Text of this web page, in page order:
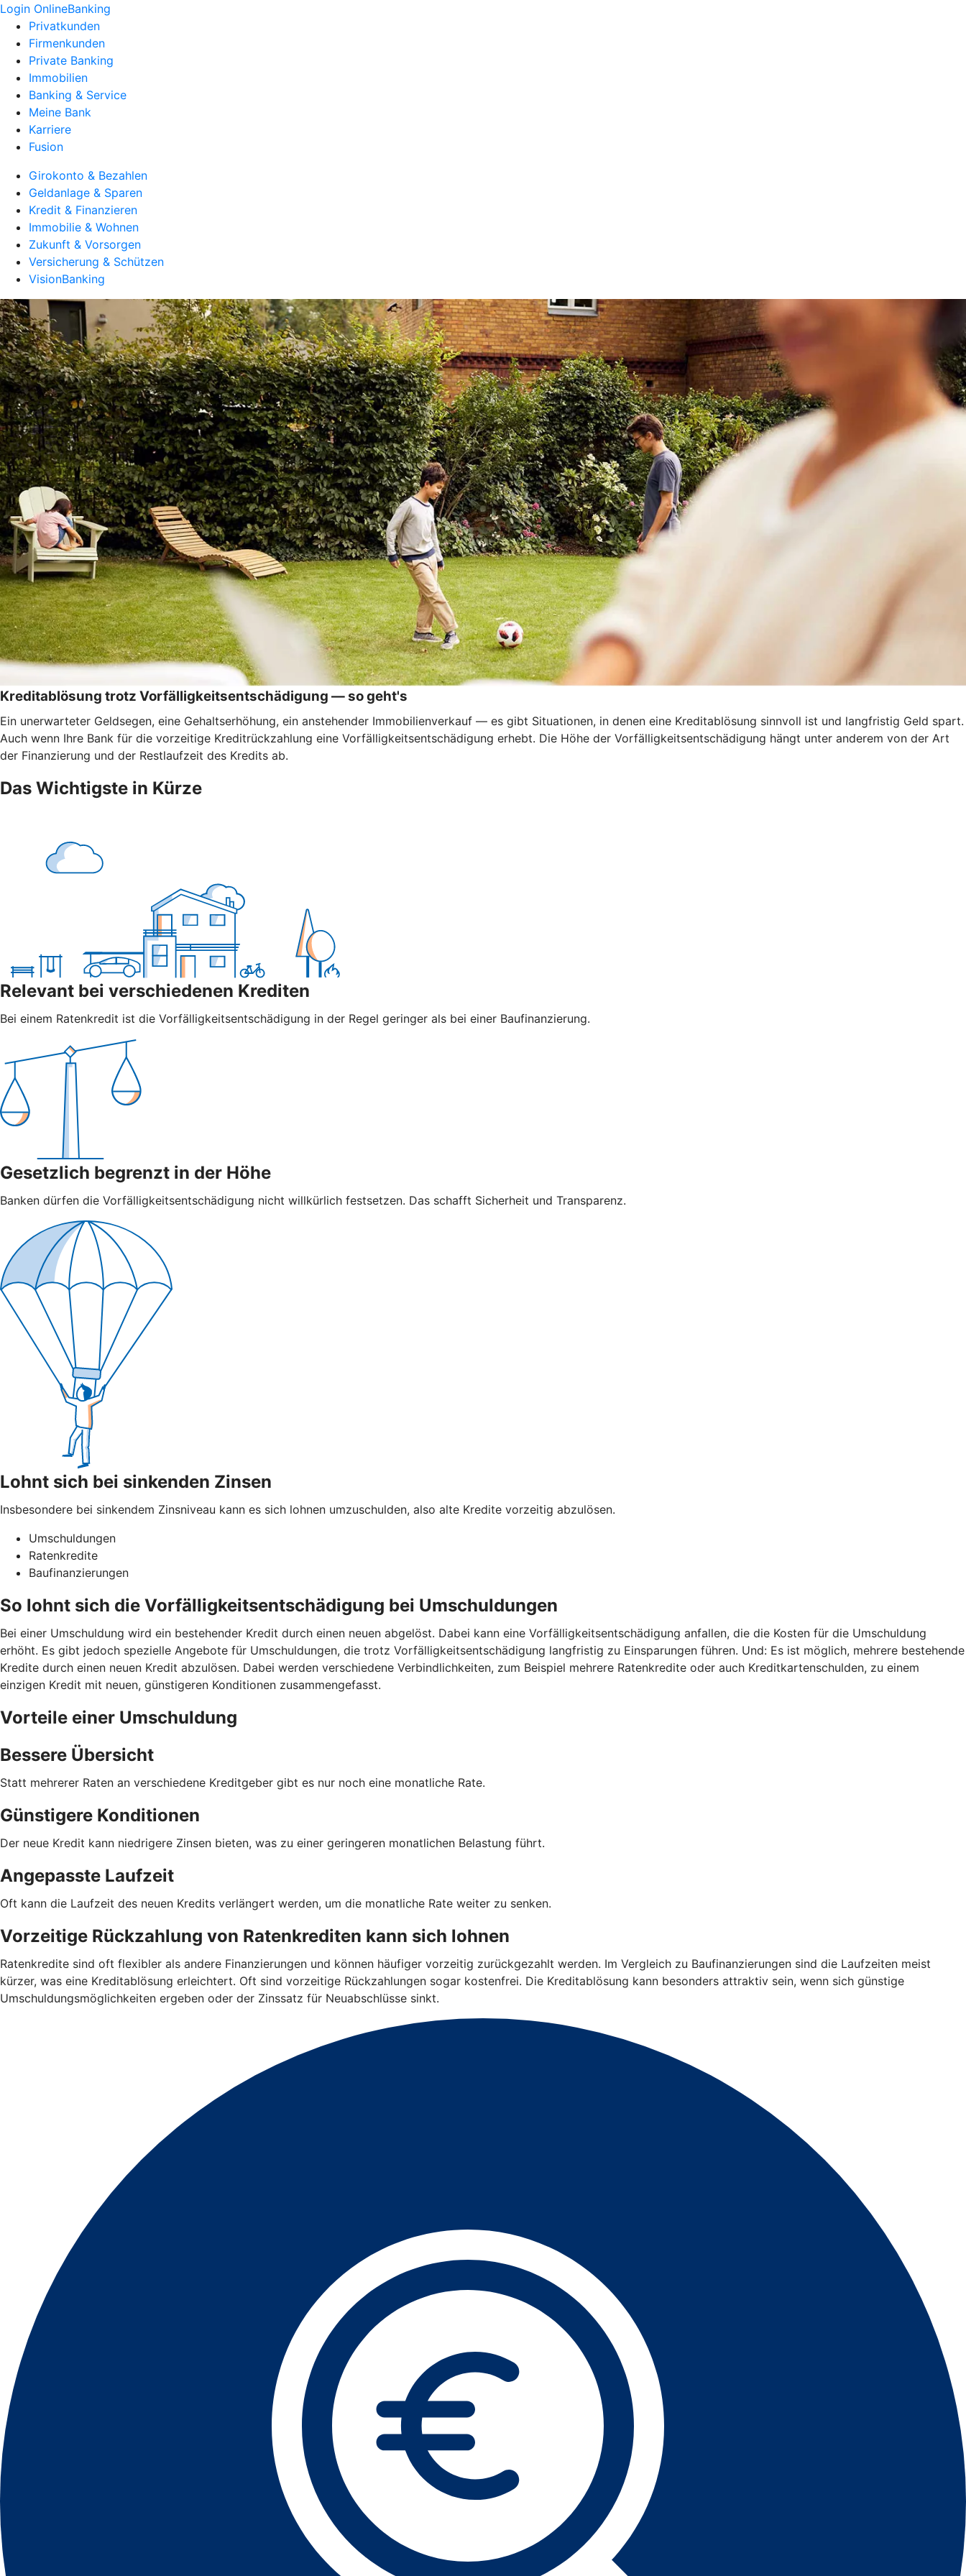
Login OnlineBanking
Privatkunden
Firmenkunden
Private Banking
Immobilien
Banking & Service
Meine Bank
Karriere
Fusion
Girokonto & Bezahlen
Geldanlage & Sparen
Kredit & Finanzieren
Immobilie & Wohnen
Zukunft & Vorsorgen
Versicherung & Schützen
VisionBanking
Kreditablösung trotz Vorfälligkeitsentschädigung — so geht's
Ein unerwarteter Geldsegen, eine Gehaltserhöhung, ein anstehender Immobilienverkauf — es gibt Situationen, in denen eine Kreditablösung sinnvoll ist und langfristig Geld spart.
Auch wenn Ihre Bank für die vorzeitige Kreditrückzahlung eine Vorfälligkeitsentschädigung erhebt. Die Höhe der Vorfälligkeitsentschädigung hängt unter anderem von der Art
der Finanzierung und der Restlaufzeit des Kredits ab.
Das Wichtigste in Kürze
Relevant bei verschiedenen Krediten
Bei einem Ratenkredit ist die Vorfälligkeitsentschädigung in der Regel geringer als bei einer Baufinanzierung.
Gesetzlich begrenzt in der Höhe
Banken dürfen die Vorfälligkeitsentschädigung nicht willkürlich festsetzen. Das schafft Sicherheit und Transparenz.
Lohnt sich bei sinkenden Zinsen
Insbesondere bei sinkendem Zinsniveau kann es sich lohnen umzuschulden, also alte Kredite vorzeitig abzulösen.
Umschuldungen
Ratenkredite
Baufinanzierungen
So lohnt sich die Vorfälligkeitsentschädigung bei Umschuldungen
Bei einer Umschuldung wird ein bestehender Kredit durch einen neuen abgelöst. Dabei kann eine Vorfälligkeitsentschädigung anfallen, die die Kosten für die Umschuldung
erhöht. Es gibt jedoch spezielle Angebote für Umschuldungen, die trotz Vorfälligkeitsentschädigung langfristig zu Einsparungen führen. Und: Es ist möglich, mehrere bestehende
Kredite durch einen neuen Kredit abzulösen. Dabei werden verschiedene Verbindlichkeiten, zum Beispiel mehrere Ratenkredite oder auch Kreditkartenschulden, zu einem
einzigen Kredit mit neuen, günstigeren Konditionen zusammengefasst.
Vorteile einer Umschuldung
Bessere Übersicht
Statt mehrerer Raten an verschiedene Kreditgeber gibt es nur noch eine monatliche Rate.
Günstigere Konditionen
Der neue Kredit kann niedrigere Zinsen bieten, was zu einer geringeren monatlichen Belastung führt.
Angepasste Laufzeit
Oft kann die Laufzeit des neuen Kredits verlängert werden, um die monatliche Rate weiter zu senken.
Vorzeitige Rückzahlung von Ratenkrediten kann sich lohnen
Ratenkredite sind oft flexibler als andere Finanzierungen und können häufiger vorzeitig zurückgezahlt werden. Im Vergleich zu Baufinanzierungen sind die Laufzeiten meist
kürzer, was eine Kreditablösung erleichtert. Oft sind vorzeitige Rückzahlungen sogar kostenfrei. Die Kreditablösung kann besonders attraktiv sein, wenn sich günstige
Umschuldungsmöglichkeiten ergeben oder der Zinssatz für Neuabschlüsse sinkt.